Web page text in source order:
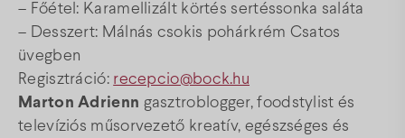
– Főétel: Karamellizált körtés sertéssonka saláta
– Desszert: Málnás csokis pohárkrém Csatos
üvegben
Regisztráció: recepcio@bock.hu
Marton Adrienn gasztroblogger, foodstylist és
televíziós műsorvezető kreatív, egészséges és